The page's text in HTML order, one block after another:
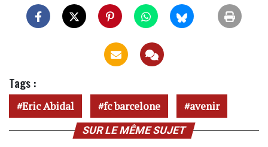
Tags :
Eric Abidal fc barcelone avenir
SUR LE MÊME SUJET